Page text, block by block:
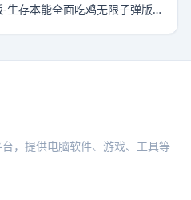
生存本能全面吃鸡破解版-生存本能全面吃鸡无限子弹版下载v11.25
，提供电脑软件、游戏、工具等